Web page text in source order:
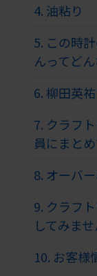
4. 油粘り
5. この時
んってど
6.柳田英
7. クラフ
員にまと
8. オーバ
9. クラフ
してみま
10. お客様